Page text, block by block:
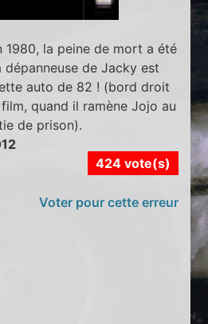
1980, la peine de mort a été
dépanneuse de Jacky est
auto de 82 ! (bord droit
quand il ramène Jojo au
de prison).
424 vote(s)
Voter pour cette erreur